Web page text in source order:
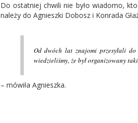
Do ostatniej chwili nie było wiadomo,
należy do Agnieszki Dobosz i Konrada
Od dwóch lat znajomi przesyłali
wiedzieliśmy, że był organizowany
– mówiła Agnieszka.